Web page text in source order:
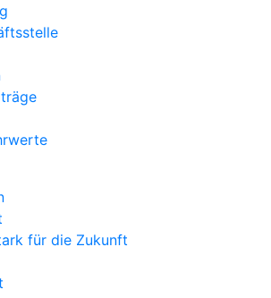
für die Zukunft